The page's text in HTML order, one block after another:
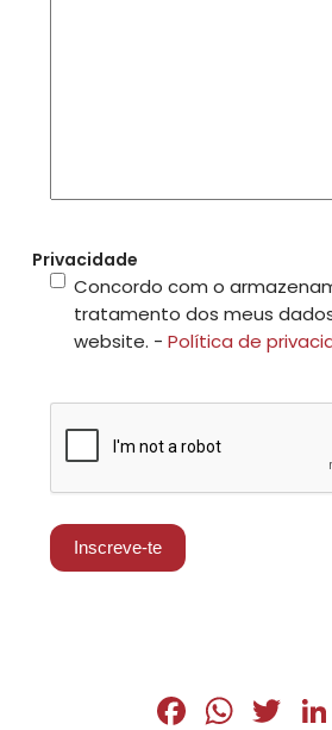
Privacidade
Concordo com o
tratamento dos meus
website. - Política de
Inscreve-te
Fa W
T